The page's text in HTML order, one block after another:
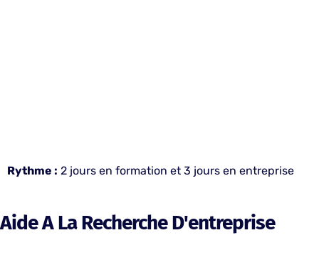
Rythme : 2 jours en formation et 3 jours en entreprise
Aide A La Recherche D'entreprise